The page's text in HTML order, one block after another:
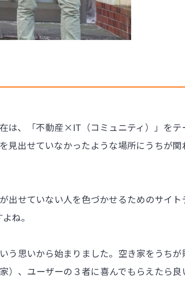
は、「不動産×IT（コミュニティ）」をテ
見出せていなかったような場所にうちが関
出せていない人を色づかせるためのサイト
ね。
う思いから始まりました。空き家をうちが
）、ユーザーの３者に喜んでもらえたら良